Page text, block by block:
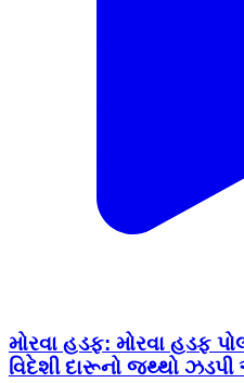
મોરવા હડફ: મોરવા હડફ
વિદેશી દારૂનો જથ્થો